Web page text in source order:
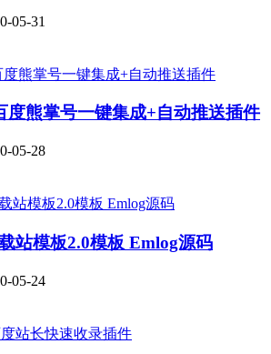
05-31
度熊掌号一键集成+自动推送插件
05-28
站模板2.0模板 Emlog源码
05-24